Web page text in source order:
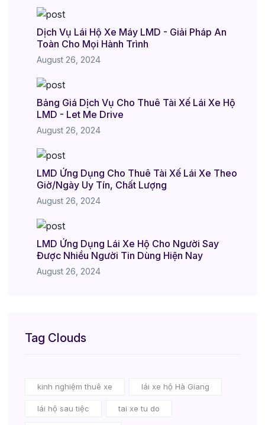
Dịch Vụ Lái Hộ Xe Máy LMD - Giải Pháp An
Toàn Cho Mọi Hành Trình
August 26, 2024
Bảng Giá Dịch Vụ Cho Thuê Tài Xế Lái Xe Hộ
LMD - Let Me Drive
August 26, 2024
LMD Ứng Dụng Cho Thuê Tài Xế Lái Xe Theo
Giờ/Ngày Uy Tín, Chất Lượng
August 26, 2024
LMD Ứng Dụng Lái Xe Hộ Cho Người Say
Được Nhiều Người Tin Dùng Hiện Nay
August 26, 2024
Tag Clouds
kinh nghiệm thuê xe lái xe hộ Hà Giang
lái hộ sau tiệc tai xe tu do